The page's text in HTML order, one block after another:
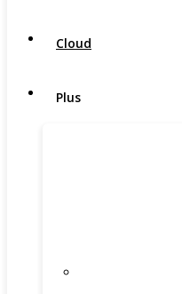
Cloud
Plus